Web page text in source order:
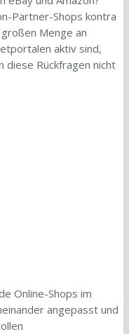
Partner-Shops kontra
Menge an
aktiv sind,
diese Rückfragen nicht
Online-Shops im
angepasst und